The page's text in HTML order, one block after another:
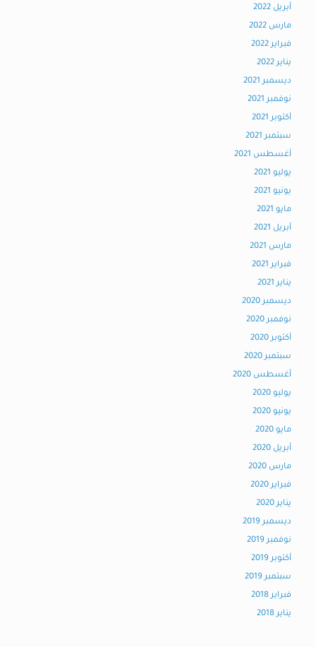
أبريل 2022
مارس 2022
فبراير 2022
يناير 2022
ديسمبر 2021
نوفمبر 2021
أكتوبر 2021
سبتمبر 2021
أغسطس 2021
يوليو 2021
يونيو 2021
مايو 2021
أبريل 2021
مارس 2021
فبراير 2021
يناير 2021
ديسمبر 2020
نوفمبر 2020
أكتوبر 2020
سبتمبر 2020
أغسطس 2020
يوليو 2020
يونيو 2020
مايو 2020
أبريل 2020
مارس 2020
فبراير 2020
يناير 2020
ديسمبر 2019
نوفمبر 2019
أكتوبر 2019
سبتمبر 2019
فبراير 2018
يناير 2018